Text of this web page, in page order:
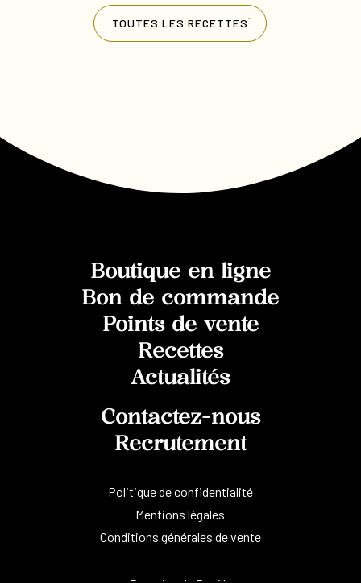
TOUTES LES RECETTES
Boutique en ligne
Bon de commande
Points de vente
Recettes
Actualités
Contactez-nous
Recrutement
Politique de confidentialité
Mentions légales
Conditions générales de vente